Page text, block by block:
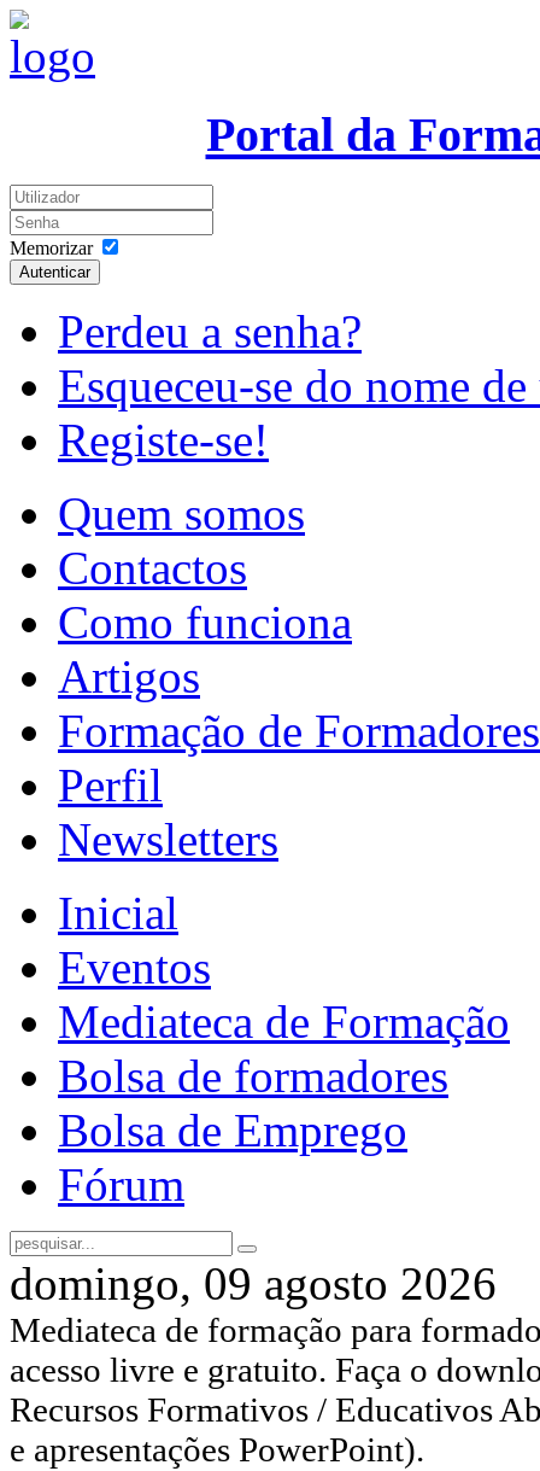
Portal da
Memorizar
Autenticar
Perdeu a senha?
Esqueceu-se do nome
Registe-se!
Quem somos
Contactos
Como funciona
Artigos
Formação de Formadores
Perfil
Newsletters
Inicial
Eventos
Mediateca de Formação
Bolsa de formadores
Bolsa de Emprego
Fórum
domingo, 09 agosto 2026
Mediateca de formação para
acesso livre e gratuito. Faça o
Recursos Formativos / Educativos
e apresentações PowerPoint).